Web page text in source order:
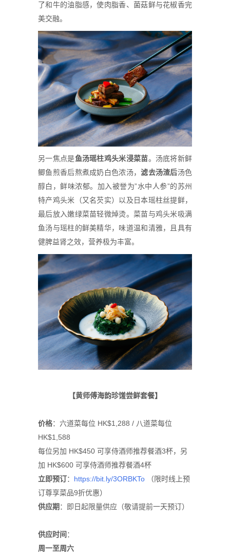
了和牛的油脂感，使肉脂香、菌菇鲜与花椒香完
美交融。
另一焦点是鱼汤瑶柱鸡头米浸菜苗。汤底将新鲜
鲫鱼煎香后熬煮成奶白色浓汤，滤去汤渣后汤色
醇白，鲜味浓郁。加入被誉为”水中人参”的苏州
特产鸡头米（又名芡实）以及日本瑶柱丝提鲜，
最后放入嫩绿菜苗轻微焯烫。菜苗与鸡头米吸满
鱼汤与瑶柱的鲜美精华，味道温和清雅，且具有
健脾益肾之效，营养极为丰富。
【黄师傅海韵珍馐尝鲜套餐】
价格：六道菜每位 HK$1,288 / 八道菜每位
HK$1,588
每位另加 HK$450 可享侍酒师推荐餐酒3杯，另
加 HK$600 可享侍酒师推荐餐酒4杯
立即预订： https://bit.ly/3ORBKTo （限时线上预
订尊享菜品9折优惠）
供应期 ：即日起限量供应（敬请提前一天预订）
供应时间 ：
周一至周六